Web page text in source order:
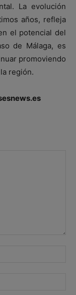
La evolución
años, refleja
el potencial del
de Málaga, es
promoviendo
región.